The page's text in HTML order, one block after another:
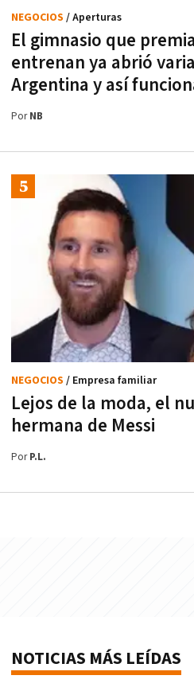
El gimnasio que
entrenan ya abrió
Argentina y así
NEGOCIOS / Aperturas
PorNB
Lejos de la moda, el
hermana de Messi
NEGOCIOS / Empresa familiar
PorP.L.
NOTICIAS MÁS LEÍDAS